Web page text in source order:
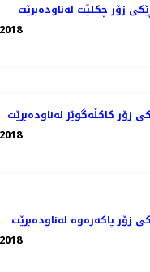
زۆر چكلێت له‌ناوده‌برێت
زۆر كاكڵه‌گوێز له‌ناوده‌برێت
زۆر پاكه‌ره‌وه‌ له‌ناوده‌برێت